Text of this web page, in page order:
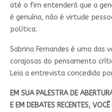
até o fim entenderá que a
é genuína, não é virtude
política.
Sabrina Fernandes é uma das
corajosas do pensamento
Leia a entrevista concedida
EM SUA PALESTRA DE
E EM DEBATES RECENTES,